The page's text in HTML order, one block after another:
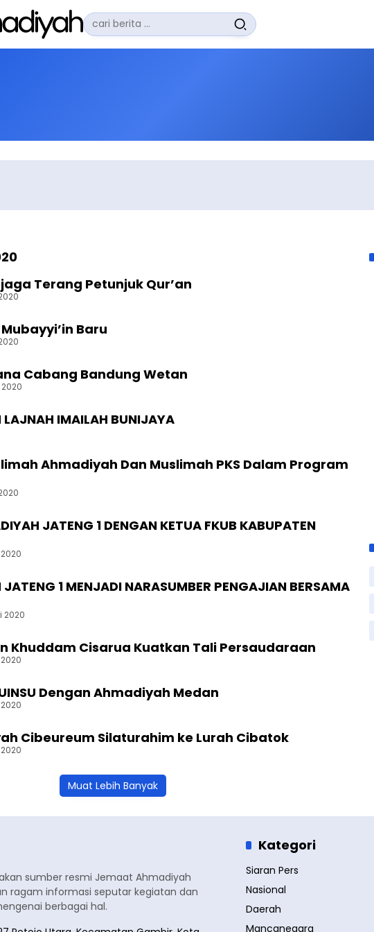
Pencarian
untuk:
Terang Petunjuk Qur’an
Baru
Cabang Bandung Wetan
IMAILAH BUNIJAYA
Ahmadiyah Dan Muslimah PKS Dalam Program
JATENG 1 DENGAN KETUA FKUB KABUPATEN
1 MENJADI NARASUMBER PENGAJIAN BERSAMA
2020
Khuddam Cisarua Kuatkan Tali Persaudaraan
Dengan Ahmadiyah Medan
Cibeureum Silaturahim ke Lurah Cibatok
Muat Lebih Banyak
sumber resmi Jemaat Ahmadiyah
ragam informasi seputar kegiatan dan
berbagai hal.
Kategori
Siaran Pers
Nasional
Daerah
Mancanegara